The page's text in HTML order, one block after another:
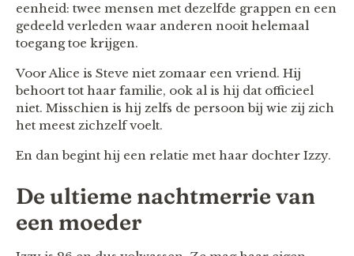
eenheid: twee mensen met dezelfde grappen en een
gedeeld verleden waar anderen nooit helemaal
toegang toe krijgen.
Voor Alice is Steve niet zomaar een vriend. Hij
behoort tot haar familie, ook al is hij dat officieel
niet. Misschien is hij zelfs de persoon bij wie zij zich
het meest zichzelf voelt.
En dan begint hij een relatie met haar dochter Izzy.
De ultieme nachtmerrie van
een moeder